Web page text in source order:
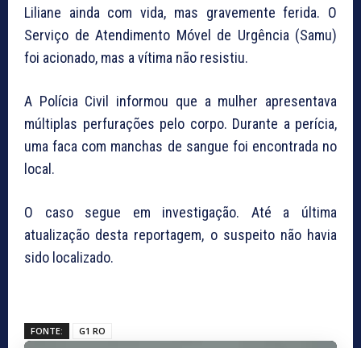
Liliane ainda com vida, mas gravemente ferida. O
Serviço de Atendimento Móvel de Urgência (Samu)
foi acionado, mas a vítima não resistiu.
A Polícia Civil informou que a mulher apresentava
múltiplas perfurações pelo corpo. Durante a perícia,
uma faca com manchas de sangue foi encontrada no
local.
O caso segue em investigação. Até a última
atualização desta reportagem, o suspeito não havia
sido localizado.
FONTE: G1 RO